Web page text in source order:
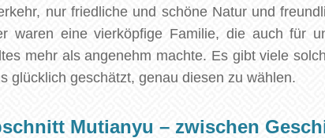
nur friedliche und schöne Natur und
waren eine vierköpfige Familie, die auch für
mehr als angenehm machte. Es gibt viele
glücklich geschätzt, genau diesen zu wählen.
Mutianyu – zwischen